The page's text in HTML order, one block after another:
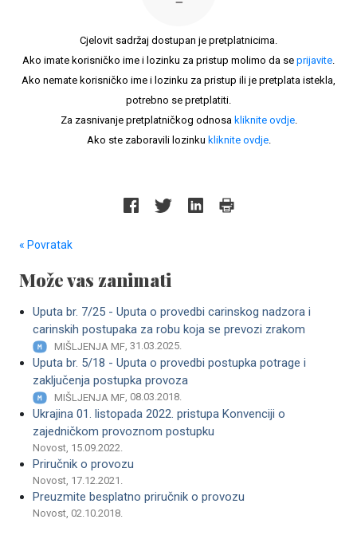
Cjelovit sadržaj dostupan je pretplatnicima.
Ako imate korisničko ime i lozinku za pristup molimo da se prijavite.
Ako nemate korisničko ime i lozinku za pristup ili je pretplata istekla,
potrebno se pretplatiti.
Za zasnivanje pretplatničkog odnosa kliknite ovdje.
Ako ste zaboravili lozinku kliknite ovdje.
« Povratak
Može vas zanimati
Uputa br. 7/25 - Uputa o provedbi carinskog nadzora i
carinskih postupaka za robu koja se prevozi zrakom
MIŠLJENJA MF, 31.03.2025.
Uputa br. 5/18 - Uputa o provedbi postupka potrage i
zaključenja postupka provoza
MIŠLJENJA MF, 08.03.2018.
Ukrajina 01. listopada 2022. pristupa Konvenciji o
zajedničkom provoznom postupku
Novost, 15.09.2022.
Priručnik o provozu
Novost, 17.12.2021.
Preuzmite besplatno priručnik o provozu
Novost, 02.10.2018.